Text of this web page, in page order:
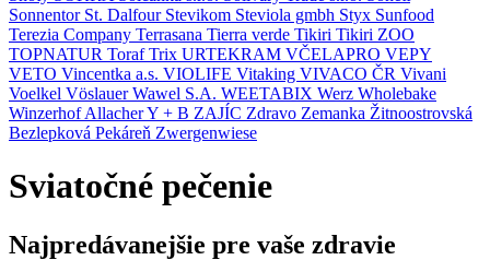
Sonnentor St. Dalfour Stevikom Steviola gmbh Styx Sunfood
Terezia Company Terrasana Tierra verde Tikiri Tikiri ZOO
TOPNATUR TorafTrix URTEKRAM VČELAPRO VEPY
VETO Vincentka a.s. VIOLIFE Vitaking VIVACO ČR Vivani
Voelkel VöslauerWawel S.A. WEETABIX Werz Wholebake
Winzerhof AllacherY + B ZAJÍC Zdravo Zemanka Žitnoostrovská
Bezlepková Pekáreň Zwergenwiese
Sviatočné pečenie
Najpredávanejšie pre vaše zdravie